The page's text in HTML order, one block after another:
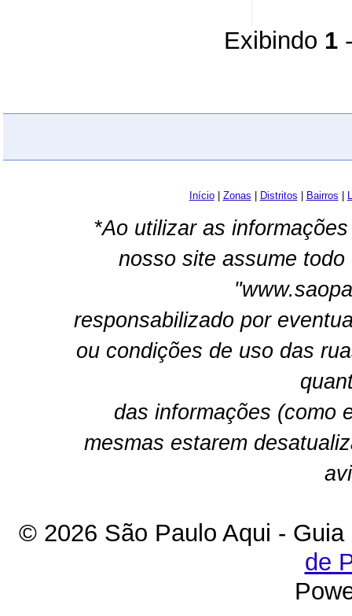
Exibindo 1
Início| Zonas Distritos Bairros
*Ao utilizar as
nosso site assume
responsabilizado por
ou condições de uso das
das informações (como
mesmas estarem
© 2026 São Paulo Aqui -
de